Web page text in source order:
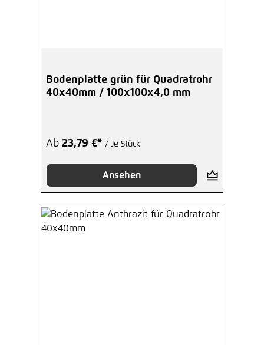
Bodenplatte grün für Quadratrohr
40x40mm / 100x100x4,0 mm
Ab 23,79 €* / Je Stück
Ansehen